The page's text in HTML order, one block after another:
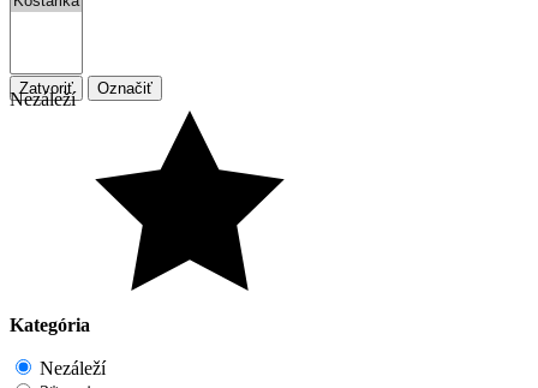
Zatvoriť Označiť
Nezáleží
Kategória
Nezáleží